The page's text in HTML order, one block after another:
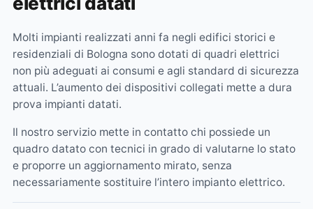
Molti impianti realizzati anni fa negli edifici storici e
residenziali di Bologna sono dotati di quadri elettrici
non più adeguati ai consumi e agli standard di sicurezza
attuali. L’aumento dei dispositivi collegati mette a dura
prova impianti datati.
Il nostro servizio mette in contatto chi possiede un
quadro datato con tecnici in grado di valutarne lo stato
e proporre un aggiornamento mirato, senza
necessariamente sostituire l’intero impianto elettrico.